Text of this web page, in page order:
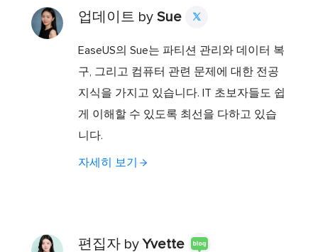
업데이트 bySue 
EaseUS의 Sue는 파티션 관리와 데이터 복
구, 그리고 컴퓨터 관련 문제에 대한 전공
지식을 가지고 있습니다. IT 초보자들도 쉽
게 이해할 수 있도록 최선을 다하고 있습
니다.
자세히 보기
편집자 byYvette